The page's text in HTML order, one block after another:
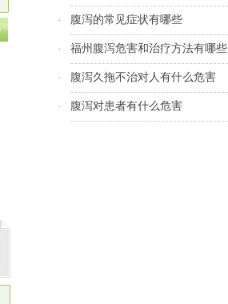
· 腹泻的常见症状有哪些
· 福州腹泻危害和治疗方法有哪些
· 腹泻久拖不治对人有什么危害
· 腹泻对患者有什么危害